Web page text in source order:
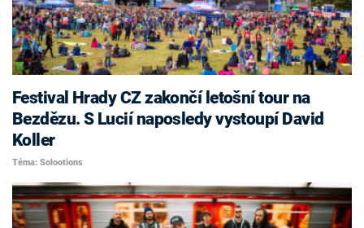
Festival Hrady CZ zakončí letošní tour na
Bezdězu. S Lucií naposledy vystoupí David
Koller
Téma: Solootions